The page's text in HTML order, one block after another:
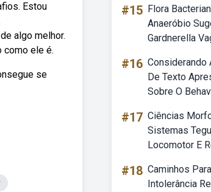
Estou
algo melhor.
como ele é.
se
#15 Flora
Anaeróbio
Gardnerella
#16 Considerando
De Texto
Sobre O
#17 Ciências
Sistemas
Locomotor E
#18 Caminhos
Intolerância